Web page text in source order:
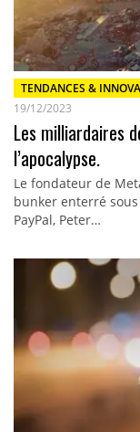
TENDANCES &
19/12/2023
Les milliardaires
l’apocalypse.
Le fondateur de
bunker enterré
PayPal, Peter…